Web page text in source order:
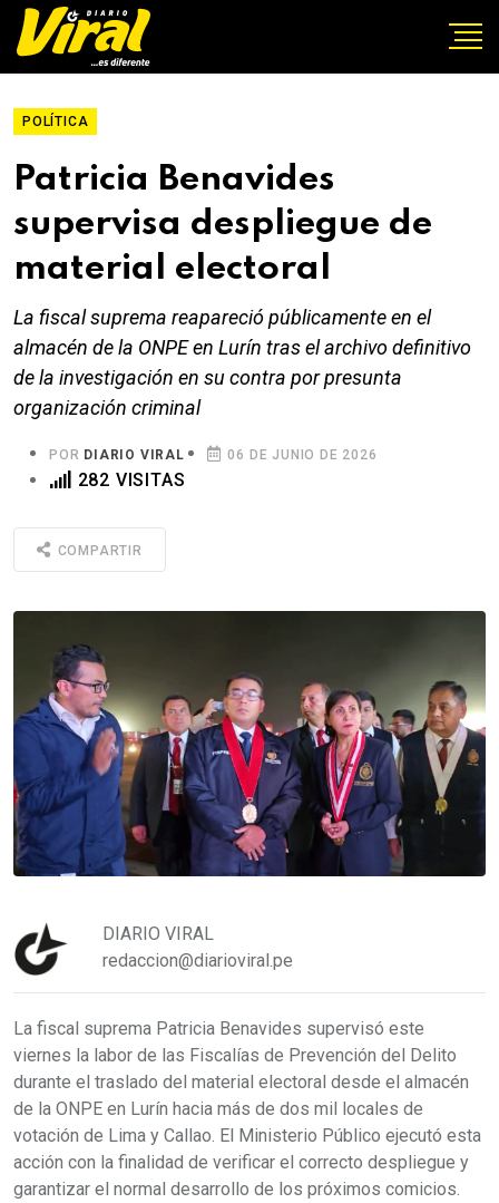
POLÍTICA
Patricia Benavides
supervisa despliegue de
material electoral
La fiscal suprema reapareció públicamente en el
almacén de la ONPE en Lurín tras el archivo definitivo
de la investigación en su contra por presunta
organización criminal
POR DIARIO VIRAL 06 DE JUNIO DE 2026
282 VISITAS
COMPARTIR
DIARIO VIRAL
redaccion@diarioviral.pe
La fiscal suprema Patricia Benavides supervisó este
viernes la labor de las Fiscalías de Prevención del Delito
durante el traslado del material electoral desde el almacén
de la ONPE en Lurín hacia más de dos mil locales de
votación de Lima y Callao. El Ministerio Público ejecutó esta
acción con la finalidad de verificar el correcto despliegue y
garantizar el normal desarrollo de los próximos comicios.